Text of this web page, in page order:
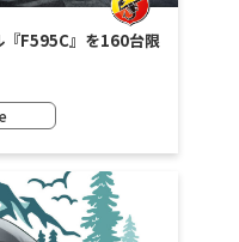
『F595C』を160台限